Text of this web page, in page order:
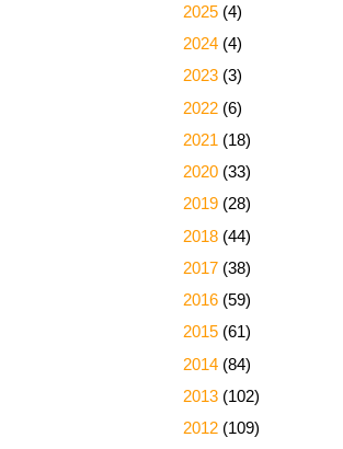
2025 (4)
2024 (4)
2023 (3)
2022 (6)
2021 (18)
2020 (33)
2019 (28)
2018 (44)
2017 (38)
2016 (59)
2015 (61)
2014 (84)
2013 (102)
2012 (109)